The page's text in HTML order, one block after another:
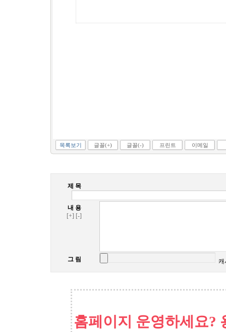
목록보기 글꼴(+) 글꼴(-) 프린트 이메일
제 목
내 용
[+] [-]
그 림 캐
홈페이지 운영하세요?